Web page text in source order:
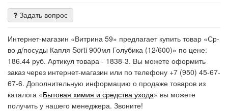
Задать вопрос
Интернет-магазин «Витрина 59» предлагает купить товар «Ср-
во д/посуды Капля Sorti 900мл Голубика (12/600)» по цене:
186.44 руб. Артикул товара - 1838-3. Вы можете оформить
заказ через интернет-магазин или по телефону +7 (950) 45-67-
67-6. Дополнительную информацию о продаже товаров из
каталога «Бытовая химия и средства ухода» вы можете
получить у нашего менеджера. Звоните!